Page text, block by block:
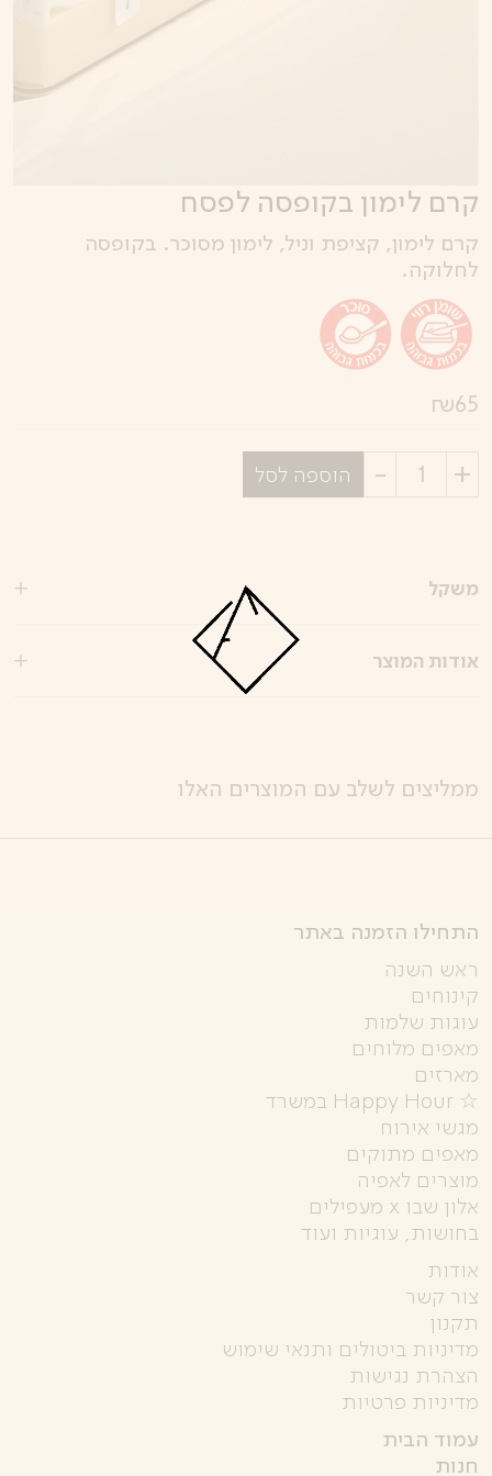
קרם לימון בקופסה לפסח
קרם לימון, קציפת וניל, לימון מסוכר. בקופסה
לחלוקה.
65
₪
בחר
הוספה לסל
משקל
אודות המוצר
ממליצים לשלב עם המוצרים האלו
התחילו הזמנה באתר
ראש השנה
קינוחים
עוגות שלמות
מאפים מלוחים
מארזים
☆ Happy Hour במשרד
מגשי אירוח
מאפים מתוקים
מוצרים לאפיה
אלון שבו x מעפילים
בחושות, עוגיות ועוד
אודות
צור קשר
תקנון
מדיניות ביטולים ותנאי שימוש
הצהרת נגישות
מדיניות פרטיות
עמוד הבית
חנות